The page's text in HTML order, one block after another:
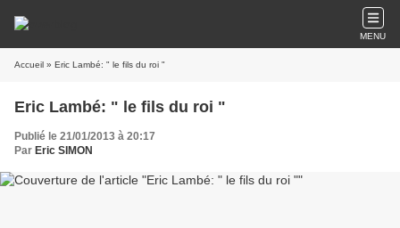
MENU
Accueil » Eric Lambé: " le fils du roi "
Eric Lambé: " le fils du roi "
Publié le 21/01/2013 à 20:17
Par Eric SIMON